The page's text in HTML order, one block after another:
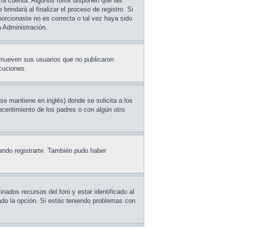
al finalizar el proceso de registro. Si
no es correcta o tal vez haya sido
Administración.
sus usuarios que no publicaron
mantiene en inglés) donde se solicita a los
de los padres o con algún otro
registrarte. También pudo haber
recursos del foro y estar identificado al
la opción. Si estás teniendo problemas con